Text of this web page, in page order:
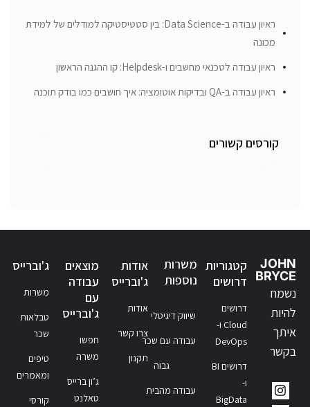
ראיון עבודה ב-Data Science: בין סטטיסטיקה למודלים של למידת
מכונה
ראיון עבודה לטכנאי מחשבים ו-Helpdesk: קו ההגנה הראשון
ראיון עבודה ב-QA ובדיקות אוטומציה: איך חושבים כמו בודק תוכנה
קורסים קשורים
JOHN
BRYCE
נשמח
להיות
איתך
בקשר
קטגוריות
דרושים
דרושים
Cloud ו-
DevOps
דרושים BI
ו-
BigData
משרות
נוספות
שיווק דיגיטלי
עבודה עם שכר
גבוה
עבודה מהבית
אודות
ג'וברייס
אודות
צרו קשר
תקנון
מוצאים
עבודה
עם
ג'וברייס
חפשו
משרה
ג’ון ברייס
טאלנט
ג'וברייס
משרות
טבלאות
שכר
טיפים
ומאמרים
קורסי